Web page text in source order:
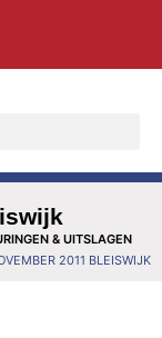
& UITSLAGEN
2011 BLEISWIJK